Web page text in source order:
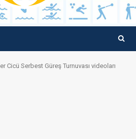
Cicü Serbest Güreş Turnuvası videoları